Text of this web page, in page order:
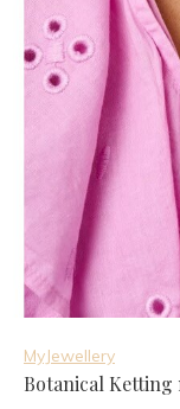
MyJewellery
Botanical Ketting